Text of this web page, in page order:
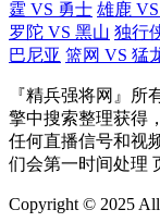
霆 VS 勇士 雄鹿
罗陀 VS 黑山 独行
巴尼亚 篮网 VS 猛
『精兵强将网』所
擎中搜索整理获得
任何直播信号和视
们会第一时间处理
Copyright © 2025